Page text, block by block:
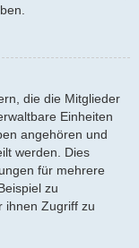
die die Mitglieder
Einheiten
angehören und
werden. Dies
für mehrere
zu
ihnen Zugriff zu